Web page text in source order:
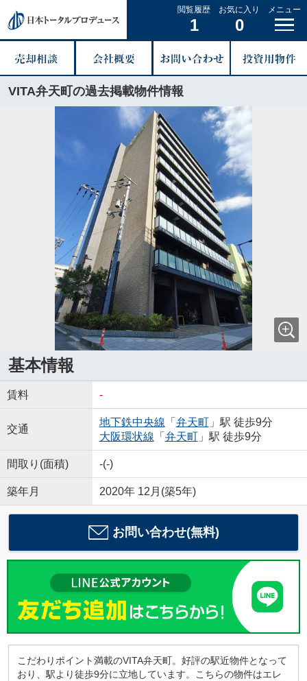
閲覧履歴
1
お気に入り
0
メニュー
VITA弁天町の過去掲載物件情報
基本情報
賃料 -
交通
地下鉄中央線 「 弁天町」駅 徒歩9分
大阪環状線 「 弁天町」駅 徒歩9分
間取り(面積) -(-)
築年月 2020年 12月(築5年)
お問い合わせ(無料)
こだわりポイント満載のVITA弁天町。好評の駅近物件となって
おり、駅より徒歩9分に立地しています。こちらの物件はエレ